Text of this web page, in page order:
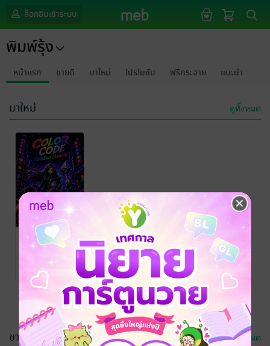
ล็อกอินเข้าระบบ
พิมพ์รุ้ง
หน้าแรก ขายดี มาใหม่ โปรโมชัน ฟรีกระจาย แนะนำ
มาใหม่ ดูทั้งหมด
Color Code
ห้องเรียน
อารมณ์ดี
พิมพ์รุ้ง
การ์ตูนเด็ก/การ์ตูน
ความรู้
4 Rating
ขายดี ดูทั้งหมด